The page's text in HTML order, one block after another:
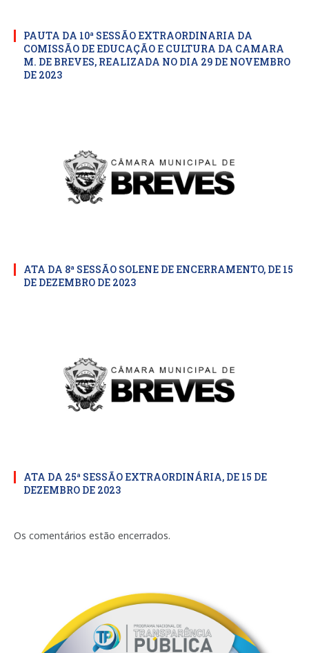
PAUTA DA 10ª SESSÃO EXTRAORDINARIA DA
COMISSÃO DE EDUCAÇÃO E CULTURA DA CAMARA
M. DE BREVES, REALIZADA NO DIA 29 DE NOVEMBRO
DE 2023
ATA DA 8ª SESSÃO SOLENE DE ENCERRAMENTO, DE 15
DE DEZEMBRO DE 2023
ATA DA 25ª SESSÃO EXTRAORDINÁRIA, DE 15 DE
DEZEMBRO DE 2023
Os comentários estão encerrados.